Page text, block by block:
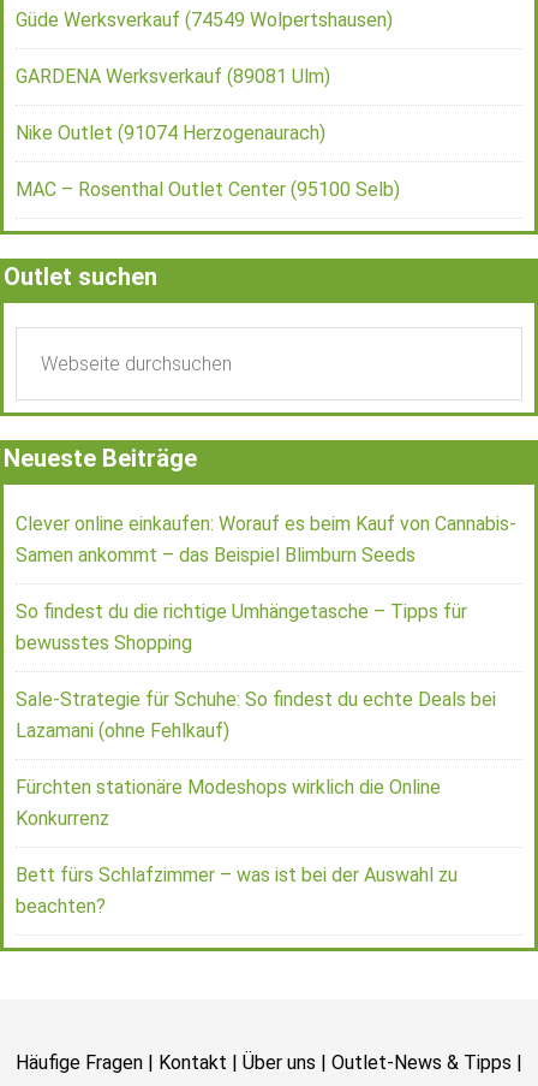
Güde Werksverkauf (74549 Wolpertshausen)
GARDENA Werksverkauf (89081 Ulm)
Nike Outlet (91074 Herzogenaurach)
MAC – Rosenthal Outlet Center (95100 Selb)
Outlet suchen
Neueste Beiträge
Clever online einkaufen: Worauf es beim Kauf von Cannabis-
Samen ankommt – das Beispiel Blimburn Seeds
So findest du die richtige Umhängetasche – Tipps für
bewusstes Shopping
Sale-Strategie für Schuhe: So findest du echte Deals bei
Lazamani (ohne Fehlkauf)
Fürchten stationäre Modeshops wirklich die Online
Konkurrenz
Bett fürs Schlafzimmer – was ist bei der Auswahl zu
beachten?
Häufige Fragen | Kontakt | Über uns | Outlet-News & Tipps |